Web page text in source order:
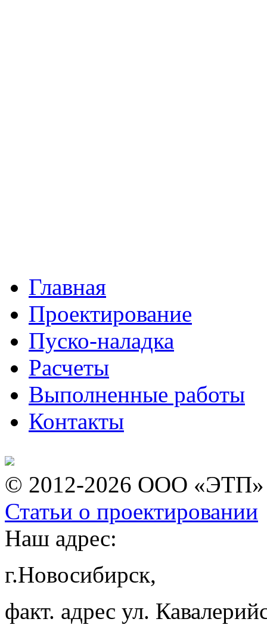
Главная
Проектирование
Пуско-наладка
Расчеты
Выполненные работы
Контакты
© 2012-2026 ООО «ЭТП»
Статьи о проектировании
Наш адрес:
г.Новосибирск,
факт. адрес ул.